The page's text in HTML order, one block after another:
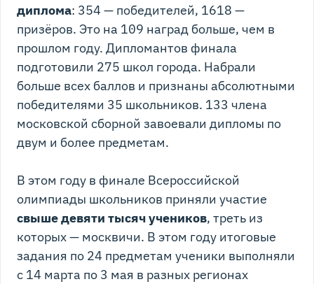
диплома: 354 — победителей, 1618 —
призёров. Это на 109 наград больше, чем в
прошлом году. Дипломантов финала
подготовили 275 школ города. Набрали
больше всех баллов и признаны абсолютными
победителями 35 школьников. 133 члена
московской сборной завоевали дипломы по
двум и более предметам.
В этом году в финале Всероссийской
олимпиады школьников приняли участие
свыше девяти тысяч учеников, треть из
которых — москвичи. В этом году итоговые
задания по 24 предметам ученики выполняли
с 14 марта по 3 мая в разных регионах